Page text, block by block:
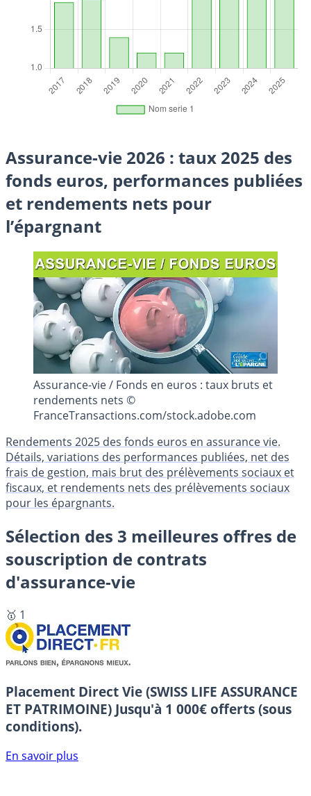
Assurance-vie 2026 : taux 2025 des
fonds euros, performances publiées
et rendements nets pour
l’épargnant
Assurance-vie / Fonds en euros : taux bruts et
rendements nets ©
FranceTransactions.com/stock.adobe.com
Rendements 2025 des fonds euros en assurance vie.
Détails, variations des performances publiées, net des
frais de gestion, mais brut des prélèvements sociaux et
fiscaux, et rendements nets des prélèvements sociaux
pour les épargnants.
Sélection des 3 meilleures offres de
souscription de contrats
d'assurance-vie
🥇 1
Placement Direct Vie (SWISS LIFE ASSURANCE
ET PATRIMOINE) Jusqu'à 1 000€ offerts (sous
conditions).
En savoir plus